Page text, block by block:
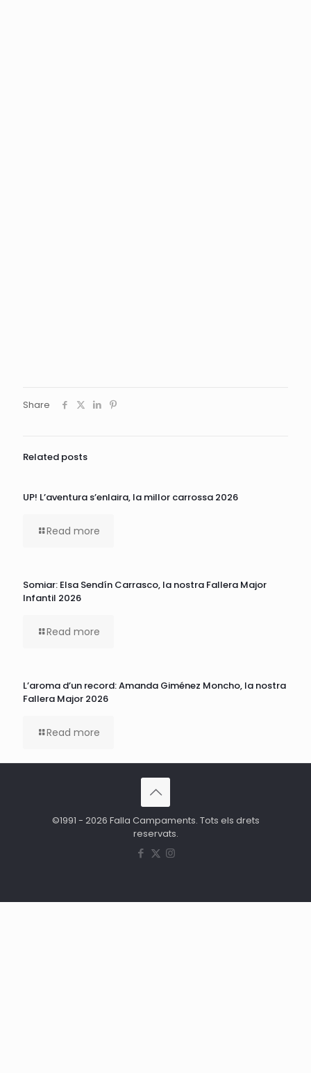
Share
Related posts
UP! L’aventura s’enlaira, la millor carrossa 2026
Read more
Somiar: Elsa Sendín Carrasco, la nostra Fallera Major
Infantil 2026
Read more
L’aroma d’un record: Amanda Giménez Moncho, la nostra
Fallera Major 2026
Read more
©1991 - 2026 Falla Campaments. Tots els drets
reservats.